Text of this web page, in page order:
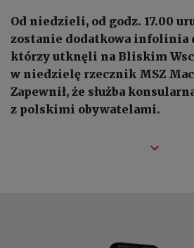
Od niedzieli, od godz. 17.00
zostanie dodatkowa infolinia
którzy utknęli na Bliskim
w niedzielę rzecznik MSZ
Zapewnił, że służba
z polskimi obywatelami.